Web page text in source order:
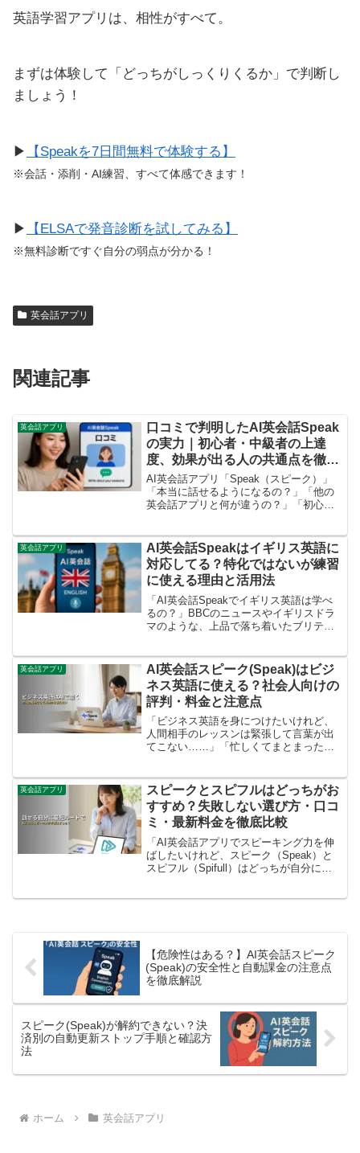
英語学習アプリは、相性がすべて。
まずは体験して「どっちがしっくりくるか」で判断し
ましょう！
▶ 【Speakを7日間無料で体験する】
※会話・添削・AI練習、すべて体感できます！
▶ 【ELSAで発音診断を試してみる】
※無料診断ですぐ自分の弱点が分かる！
英会話アプリ
関連記事
英会話アプリ
口コミで判明したAI英会話Speak
の実力｜初心者・中級者の上達
度、効果が出る人の共通点を徹底
レビュー
AI英会話アプリ「Speak（スピーク）」
「本当に話せるようになるの？」「他の
英会話アプリと何が違うの？」「初心者
い…」こんなモヤモヤを抱えたまま、イ
ンストールボタンの前...
英会話アプリ
AI英会話Speakはイギリス英語に
対応してる？特化ではないが練習
に使える理由と活用法
「AI英会話Speakでイギリス英語は学べ
るの？」BBCのニュースやイギリスドラ
マのような、上品で落ち着いたブリティ
探してみると、アメリカ英語を基準とし
たものがほとんど...
英会話アプリ
AI英会話スピーク(Speak)はビジ
ネス英語に使える？社会人向けの
評判・料金と注意点
「ビジネス英語を身につけたいけれど、
人間相手のレッスンは緊張して言葉が出
てこない……」「忙しくてまとまった時
を抱えている社会人の方にとって、AI英
会話アプリ「スピーク（...
英会話アプリ
スピークとスピフルはどっちがお
すすめ？失敗しない選び方・口コ
ミ・最新料金を徹底比較
「AI英会話アプリでスピーキング力を伸
ばしたいけれど、スピーク（Speak）と
スピフル（Spifull）はどっちが自分に合
【危険性はある？】AI英会話スピーク
(Speak)の安全性と自動課金の注意点
を徹底解説
スピーク(Speak)が解約できない？決
済別の自動更新ストップ手順と確認方
法
ホーム 英会話アプリ